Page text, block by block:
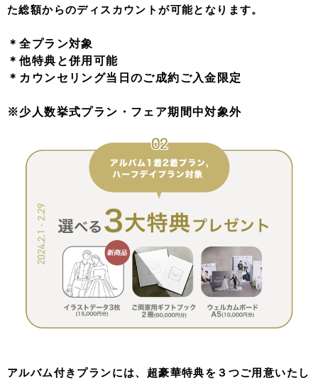
た総額からのディスカウントが可能となります。
＊全プラン対象
＊他特典と併用可能
＊カウンセリング当日のご成約ご入金限定
※少人数挙式プラン・フェア期間中対象外
アルバム付きプランには、超豪華特典を３つご用意いたし